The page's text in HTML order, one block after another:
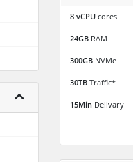
8 vCPU cores
24GB RAM
300GB NVMe
30TB Traffic*
15Min Delivary